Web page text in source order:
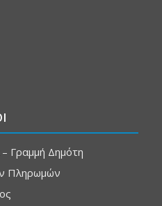
Γραμμή Δημότη
Πληρωμών